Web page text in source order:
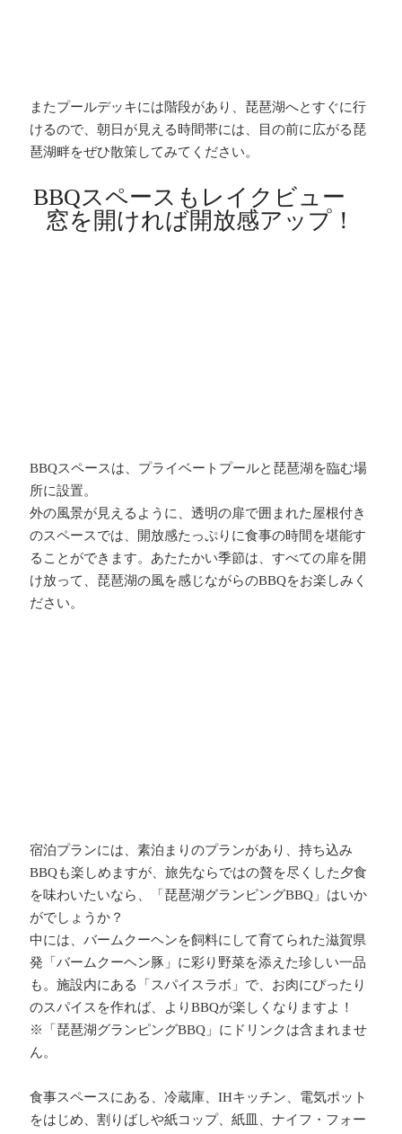
またプールデッキには階段があり、琵琶湖へとすぐに行
けるので、朝日が見える時間帯には、目の前に広がる琵
琶湖畔をぜひ散策してみてください。
BBQスペースもレイクビュー
窓を開ければ開放感アップ！
BBQスペースは、プライベートプールと琵琶湖を臨む場
所に設置。
外の風景が見えるように、透明の扉で囲まれた屋根付き
のスペースでは、開放感たっぷりに食事の時間を堪能す
ることができます。あたたかい季節は、すべての扉を開
け放って、琵琶湖の風を感じながらのBBQをお楽しみく
ださい。
宿泊プランには、素泊まりのプランがあり、持ち込み
BBQも楽しめますが、旅先ならではの贅を尽くした夕食
を味わいたいなら、「琵琶湖グランピングBBQ」はいか
がでしょうか？
中には、バームクーヘンを飼料にして育てられた滋賀県
発「バームクーヘン豚」に彩り野菜を添えた珍しい一品
も。施設内にある「スパイスラボ」で、お肉にぴったり
のスパイスを作れば、よりBBQが楽しくなりますよ！
※「琵琶湖グランピングBBQ」にドリンクは含まれませ
ん。
食事スペースにある、冷蔵庫、IHキッチン、電気ポット
をはじめ、割りばしや紙コップ、紙皿、ナイフ・フォー